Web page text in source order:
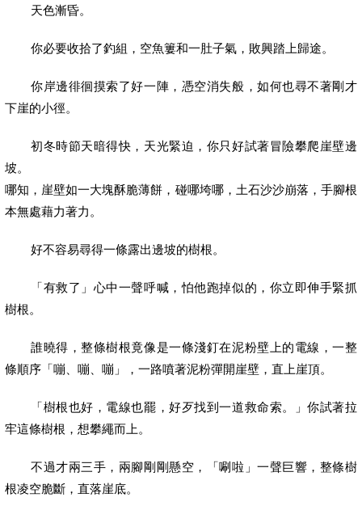
天色漸昏。
你必要收拾了釣組，空魚簍和一肚子氣，敗興踏上歸途。
你岸邊徘徊摸索了好一陣，憑空消失般，如何也尋不著剛才
下崖的小徑。
初冬時節天暗得快，天光緊迫，你只好試著冒險攀爬崖壁邊
坡。
哪知，崖壁如一大塊酥脆薄餅，碰哪垮哪，土石沙沙崩落，手腳根
本無處藉力著力。
好不容易尋得一條露出邊坡的樹根。
「有救了」心中一聲呼喊，怕他跑掉似的，你立即伸手緊抓
樹根。
誰曉得，整條樹根竟像是一條淺釘在泥粉壁上的電線，一整
條順序「嘣、嘣、嘣」，一路噴著泥粉彈開崖壁，直上崖頂。
「樹根也好，電線也罷，好歹找到一道救命索。」你試著拉
牢這條樹根，想攀繩而上。
不過才兩三手，兩腳剛剛懸空，「唰啦」一聲巨響，整條樹
根凌空脆斷，直落崖底。